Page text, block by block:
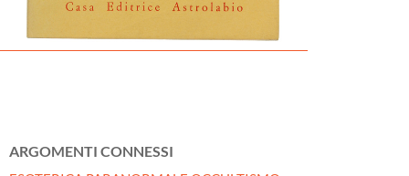
ARGOMENTI CONNESSI